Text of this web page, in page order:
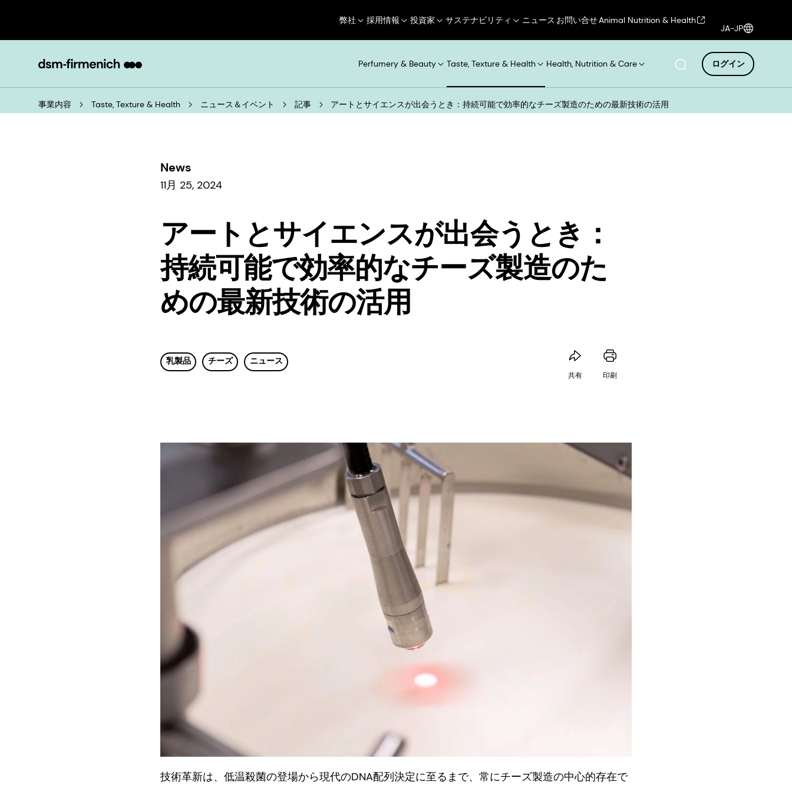
弊社 採用情報 投資家 サステナビリティ ニュース お問い合せAnimal Nutrition & Health
JA-JP
Perfumery & Beauty Taste, Texture & Health Health, Nutrition & Care ログイン
事業内容 Taste, Texture & Health ニュース＆イベント 記事 アートとサイエンスが出会うとき：持続可能で効率的なチーズ製造のための最新技術の活用
News
11月 25, 2024
アートとサイエンスが出会うとき：
持続可能で効率的なチーズ製造のた
めの最新技術の活用
乳製品 チーズ ニュース
共有 印刷
技術革新は、低温殺菌の登場から現代のDNA配列決定に至るまで、常にチーズ製造の中心的存在で